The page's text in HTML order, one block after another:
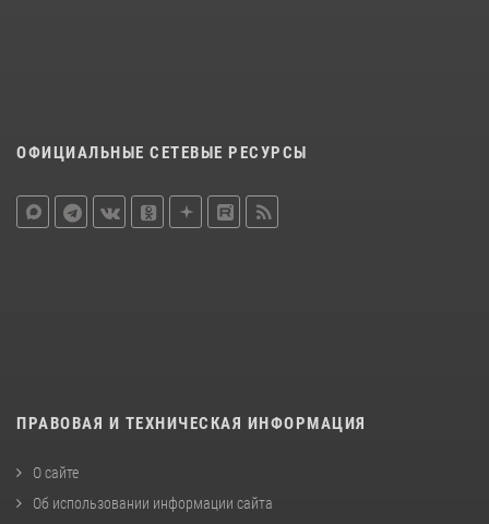
ОФИЦИАЛЬНЫЕ СЕТЕВЫЕ РЕСУРСЫ
ПРАВОВАЯ И ТЕХНИЧЕСКАЯ ИНФОРМАЦИЯ
О сайте
Об использовании информации сайта